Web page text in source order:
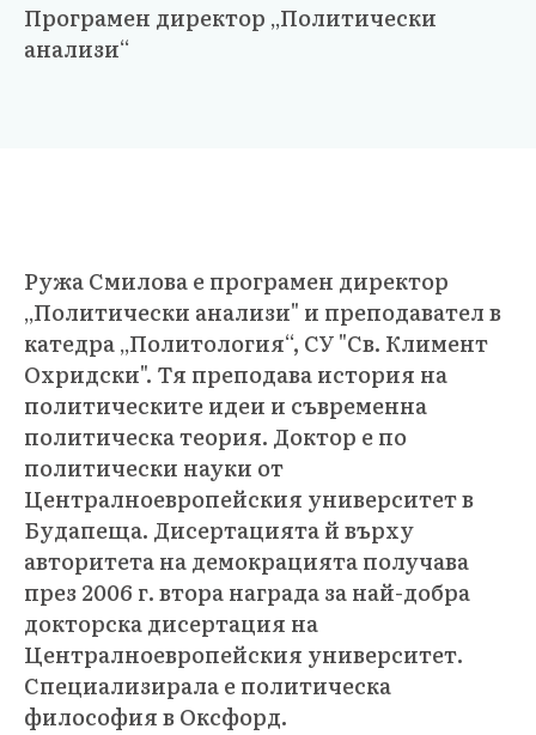
Програмен директор „Политически
анализи“
Ружа Смилова е програмен директор
„Политически анализи" и преподавател в
катедра „Политология“, СУ "Св. Климент
Охридски". Тя преподава история на
политическите идеи и съвременна
политическа теория. Доктор е по
политически науки от
Централноевропейския университет в
Будапеща. Дисертацията й върху
авторитета на демокрацията получава
през 2006 г. втора награда за най-добра
докторска дисертация на
Централноевропейския университет.
Специализирала е политическа
философия в Оксфорд.